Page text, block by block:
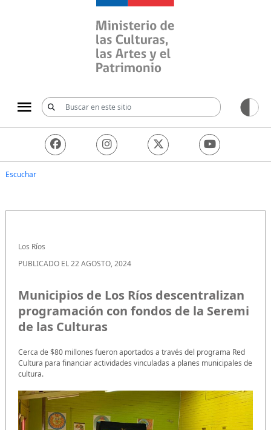
Ministerio de las
Escuchar
Los Ríos
PUBLICADO EL 22 AGOSTO, 2024
Municipios de Los Ríos descentralizan
programación con fondos de la Seremi
de las Culturas
Cerca de $80 millones fueron aportados a través del programa Red
Cultura para financiar actividades vinculadas a planes municipales de
cultura.